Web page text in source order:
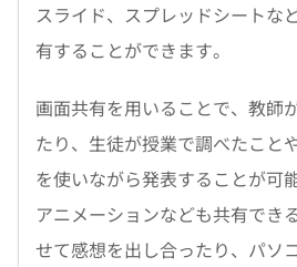
スライド、スプレッドシートな
有することができます。
画面共有を用いることで、教師
たり、生徒が授業で調べたこと
を使いながら発表することが可
アニメーションなども共有でき
せて感想を出し合ったり、パソ